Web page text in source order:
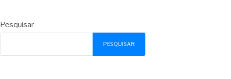
Pesquisar
PESQUISAR